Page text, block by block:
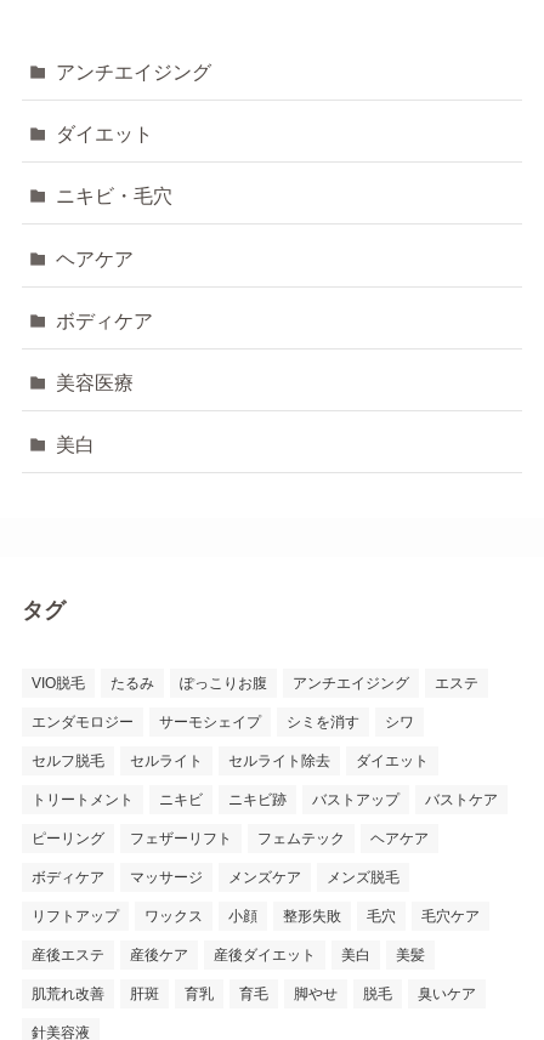
アンチエイジング
ダイエット
ニキビ・毛穴
ヘアケア
ボディケア
美容医療
美白
タグ
VIO脱毛 たるみ ぽっこりお腹 アンチエイジング エステ
エンダモロジー サーモシェイプ シミを消す シワ
セルフ脱毛 セルライト セルライト除去 ダイエット
トリートメント ニキビ ニキビ跡 バストアップ バストケア
ピーリング フェザーリフト フェムテック ヘアケア
ボディケア マッサージ メンズケア メンズ脱毛
リフトアップ ワックス 小顔 整形失敗 毛穴 毛穴ケア
産後エステ 産後ケア 産後ダイエット 美白 美髪
肌荒れ改善 肝斑 育乳 育毛 脚やせ 脱毛 臭いケア
針美容液